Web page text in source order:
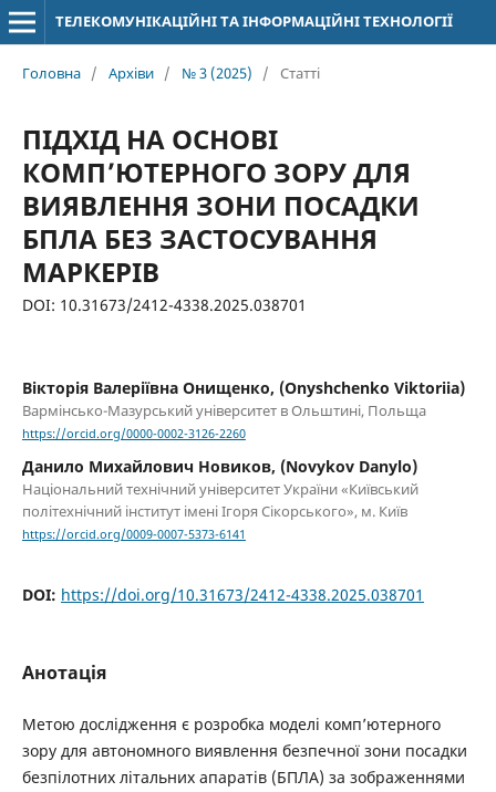
ТЕЛЕКОМУНІКАЦІЙНІ ТА ІНФОРМАЦІЙНІ ТЕХНОЛОГІЇ
Головна / Архіви / № 3 (2025) / Статті
ПІДХІД НА ОСНОВІ
КОМП’ЮТЕРНОГО ЗОРУ ДЛЯ
ВИЯВЛЕННЯ ЗОНИ ПОСАДКИ
БПЛА БЕЗ ЗАСТОСУВАННЯ
МАРКЕРІВ
DOI: 10.31673/2412-4338.2025.038701
Вікторія Валеріївна Онищенко, (Onyshchenko Viktoriia)
Вармінсько-Мазурський університет в Ольштині, Польща
https://orcid.org/0000-0002-3126-2260
Данило Михайлович Новиков, (Novykov Danylo)
Національний технічний університет України «Київський
політехнічний інститут імені Ігоря Сікорського», м. Київ
https://orcid.org/0009-0007-5373-6141
DOI: https://doi.org/10.31673/2412-4338.2025.038701
Анотація
Метою дослідження є розробка моделі комп’ютерного
зору для автономного виявлення безпечної зони посадки
безпілотних літальних апаратів (БПЛА) за зображеннями